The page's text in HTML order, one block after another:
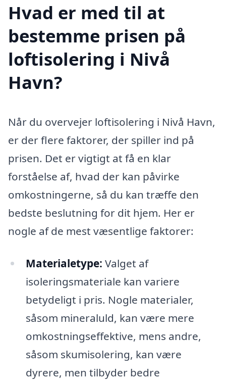
Hvad er med til at
bestemme prisen på
loftisolering i Nivå
Havn?
Når du overvejer loftisolering i Nivå Havn,
er der flere faktorer, der spiller ind på
prisen. Det er vigtigt at få en klar
forståelse af, hvad der kan påvirke
omkostningerne, så du kan træffe den
bedste beslutning for dit hjem. Her er
nogle af de mest væsentlige faktorer:
Materialetype: Valget af
isoleringsmateriale kan variere
betydeligt i pris. Nogle materialer,
såsom mineraluld, kan være mere
omkostningseffektive, mens andre,
såsom skumisolering, kan være
dyrere, men tilbyder bedre